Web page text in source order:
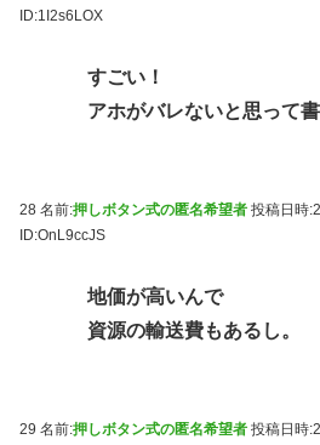
ID:1I2s6LOX
すごい！
アホがバレないと思って
28 名前:押しボタン式の匿名希望者 投稿日時
ID:OnL9ccJS
地価が高いんで
資源の輸送費もあるし。
29 名前:押しボタン式の匿名希望者 投稿日時